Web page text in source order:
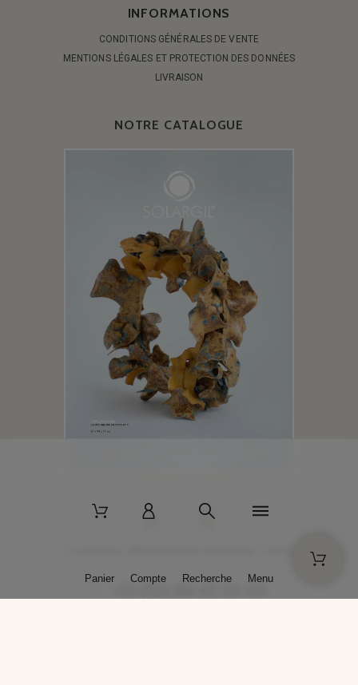
INFORMATIONS
CONDITIONS GÉNÉRALES DE VENTE
MENTIONS LÉGALES ET PROTECTION DES DONNÉES
LIVRAISON
NOTRE CATALOGUE
+33 (0)3 86 45 50 00
Panier Compte Recherche Menu